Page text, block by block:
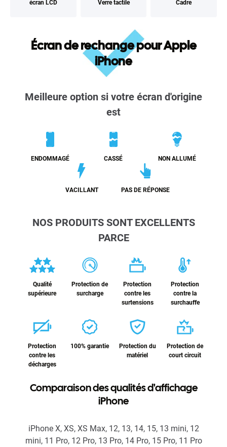
écran LCD Verre tactile Cadre
Écran de rechange pour Apple
iPhone
Meilleure option si votre écran d'origine
est
ENDOMMAGÉ CASSÉ NON ALLUMÉ
VACILLANT PAS DE RÉPONSE
NOS PRODUITS SONT EXCELLENTS
PARCE
Qualité
supérieure
Protection de
surcharge
Protection
contre les
surtensions
Protection
contre la
surchauffe
Protection
contre les
décharges
100% garantie
Protection du
matériel
Protection de
court circuit
Comparaison des qualités d'affichage
iPhone
iPhone X, XS, XS Max, 12, 13, 14, 15, 13 mini, 12
mini, 11 Pro, 12 Pro, 13 Pro, 14 Pro, 15 Pro, 11 Pro